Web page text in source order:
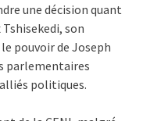
une décision quant
son
pouvoir de Joseph
parlementaires
politiques.